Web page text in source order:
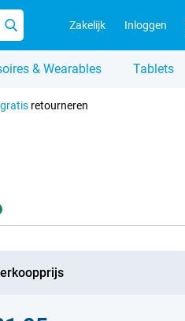
Zakelijk Inloggen
& Wearables Tablets
gratisretourneren